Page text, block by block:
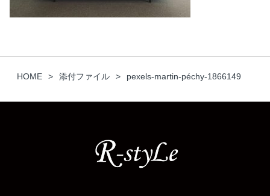
HOME 添付ファイル pexels-martin-péchy-1866149